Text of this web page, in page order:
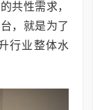
共性需求，
，就是为了
行业整体水